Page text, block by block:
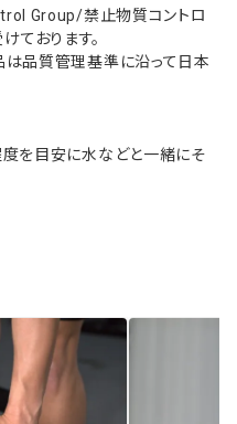
Group/禁止物質コントロ
ております。
は品質管理基準に沿って日本
を目安に水などと一緒にそ